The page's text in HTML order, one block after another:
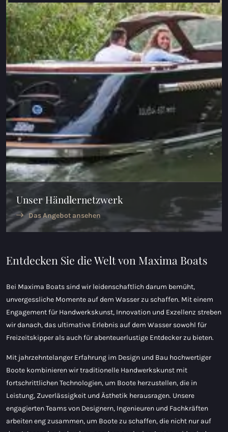
Maxima 620 MC Elektrisch
Maxima 630 Elektrisch
Maxima 720 retro Elektrisch
Maxima 820 retro Elektrisch
Maxima 650 Flying Lounge Elektrisch
Maxima 750 Flying Lounge Elektrisch
Alle Elektrischen modelle
Entdecken Sie die Welt von Maxima Boats
Bei Maxima Boats sind wir leidenschaftlich darum bemüht,
unvergessliche Momente auf dem Wasser zu schaffen. Mit einem
Engagement für Handwerkskunst, Innovation und Exzellenz streben
wir danach, das ultimative Erlebnis auf dem Wasser sowohl für
Freizeitskipper als auch für abenteuerlustige Entdecker zu bieten.
Mit jahrzehntelanger Erfahrung im Design und Bau hochwertiger
Boote kombinieren wir traditionelle Handwerkskunst mit
fortschrittlichen Technologien, um Boote herzustellen, die in
Leistung, Zuverlässigkeit und Ästhetik herausragen. Unsere
engagierten Teams von Designern, Ingenieuren und Fachkräften
arbeiten eng zusammen, um Boote zu schaffen, die nicht nur auf
Unser Händlernetzwerk
Das Angebot ansehen